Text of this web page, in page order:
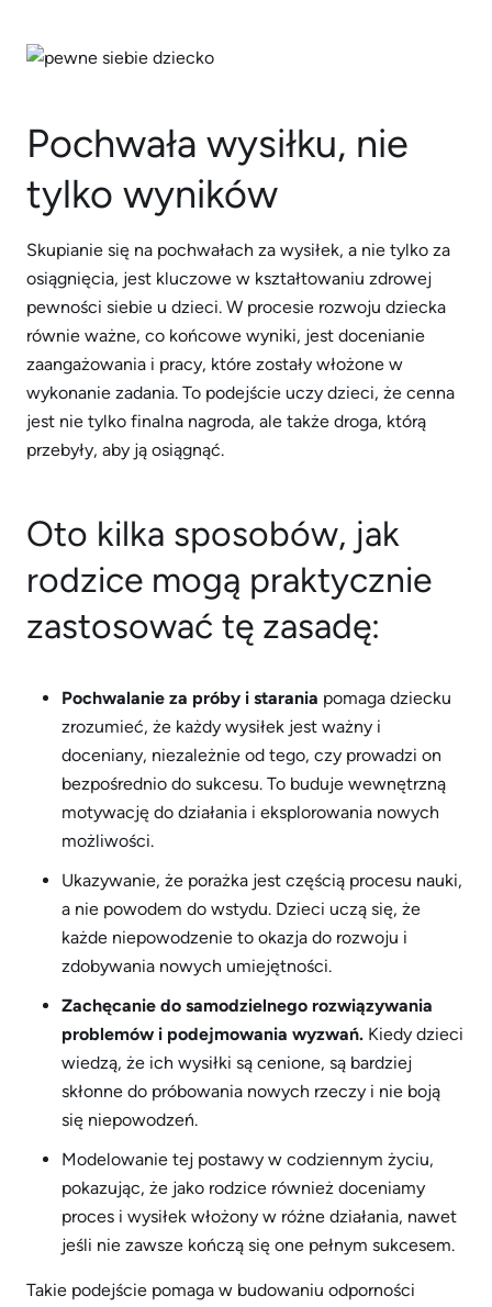
Pochwała wysiłku, nie
tylko wyników
Skupianie się na pochwałach za wysiłek, a nie tylko za
osiągnięcia, jest kluczowe w kształtowaniu zdrowej
pewności siebie u dzieci. W procesie rozwoju dziecka
równie ważne, co końcowe wyniki, jest docenianie
zaangażowania i pracy, które zostały włożone w
wykonanie zadania. To podejście uczy dzieci, że cenna
jest nie tylko finalna nagroda, ale także droga, którą
przebyły, aby ją osiągnąć.
Oto kilka sposobów, jak
rodzice mogą praktycznie
zastosować tę zasadę:
Pochwalanie za próby i starania pomaga dziecku
zrozumieć, że każdy wysiłek jest ważny i
doceniany, niezależnie od tego, czy prowadzi on
bezpośrednio do sukcesu. To buduje wewnętrzną
motywację do działania i eksplorowania nowych
możliwości.
Ukazywanie, że porażka jest częścią procesu nauki,
a nie powodem do wstydu. Dzieci uczą się, że
każde niepowodzenie to okazja do rozwoju i
zdobywania nowych umiejętności.
Zachęcanie do samodzielnego rozwiązywania
problemów i podejmowania wyzwań. Kiedy dzieci
wiedzą, że ich wysiłki są cenione, są bardziej
skłonne do próbowania nowych rzeczy i nie boją
się niepowodzeń.
Modelowanie tej postawy w codziennym życiu,
pokazując, że jako rodzice również doceniamy
proces i wysiłek włożony w różne działania, nawet
jeśli nie zawsze kończą się one pełnym sukcesem.
Takie podejście pomaga w budowaniu odporności